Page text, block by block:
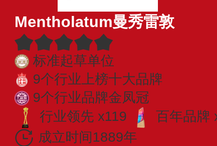
Mentholatum曼秀雷敦
标准起草单位
9个行业上榜十大品牌
9个行业品牌金凤冠
行业领先 x119
百年品牌
成立时间1889年